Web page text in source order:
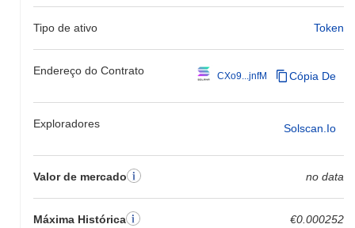
Tipo de ativo Token
Endereço do Contrato CXo9...jnfM Cópia De
Exploradores Solscan.io
Valor de mercado no data
Máxima Histórica
€0.000252